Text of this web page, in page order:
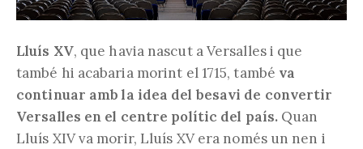
Lluís XV, que havia nascut a Versalles i que
també hi acabaria morint el 1715, també va
continuar amb la idea del besavi de convertir
Versalles en el centre polític del país. Quan
Lluís XIV va morir, Lluís XV era només un nen i